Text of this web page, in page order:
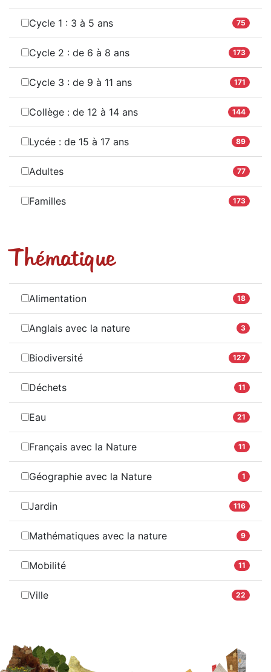
Cycle 1 : 3 à 5 ans 75
Cycle 2 : de 6 à 8 ans 173
Cycle 3 : de 9 à 11 ans 171
Collège : de 12 à 14 ans 144
Lycée : de 15 à 17 ans 89
Adultes 77
Familles 173
Thématique
Alimentation 18
Anglais avec la nature 3
Biodiversité 127
Déchets 11
Eau 21
Français avec la Nature 11
Géographie avec la Nature 1
Jardin 116
Mathématiques avec la nature 9
Mobilité 11
Ville 22